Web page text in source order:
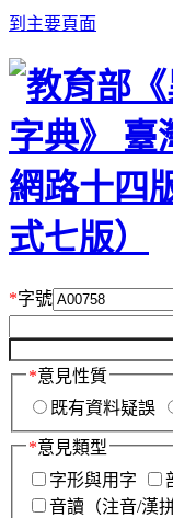
到主要頁面
*字號
*意見性質
既有資料疑誤
*意見類型
字形與用字
音讀（注音/漢拼